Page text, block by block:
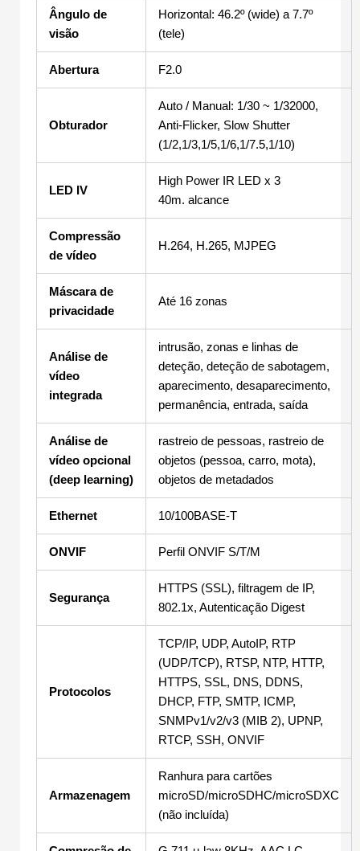
Ângulo de
visão
Horizontal: 46.2º (wide) a 7.7º
(tele)
Abertura F2.0
Obturador
Auto / Manual: 1/30 ~ 1/32000,
Anti-Flicker, Slow Shutter
(1/2,1/3,1/5,1/6,1/7.5,1/10)
LED IV
High Power IR LED x 3
40m. alcance
Compressão
de vídeo
H.264, H.265, MJPEG
Máscara de
privacidade
Até 16 zonas
Análise de
vídeo
integrada
intrusão, zonas e linhas de
deteção, deteção de sabotagem,
aparecimento, desaparecimento,
permanência, entrada, saída
Análise de
vídeo opcional
(deep learning)
rastreio de pessoas, rastreio de
objetos (pessoa, carro, mota),
objetos de metadados
Ethernet 10/100BASE-T
ONVIF Perfil ONVIF S/T/M
Segurança
HTTPS (SSL), filtragem de IP,
802.1x, Autenticação Digest
Protocolos
TCP/IP, UDP, AutoIP, RTP
(UDP/TCP), RTSP, NTP, HTTP,
HTTPS, SSL, DNS, DDNS,
DHCP, FTP, SMTP, ICMP,
SNMPv1/v2/v3 (MIB 2), UPNP,
RTCP, SSH, ONVIF
Armazenagem
Ranhura para cartões
microSD/microSDHC/microSDXC
(não incluída)